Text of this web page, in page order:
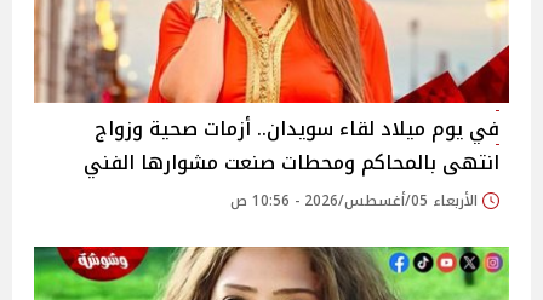
في يوم ميلاد لقاء سويدان.. أزمات صحية وزواج
انتهى بالمحاكم ومحطات صنعت مشوارها الفني
الأربعاء 05/أغسطس/2026 - 10:56 ص